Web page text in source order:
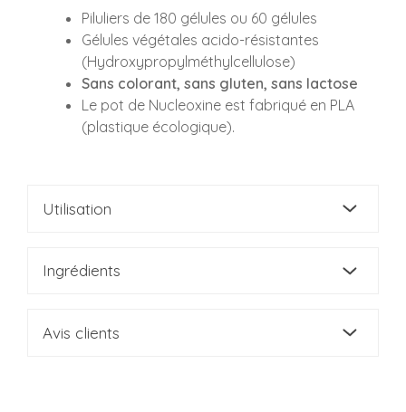
Piluliers de 180 gélules ou 60 gélules
Gélules végétales acido-résistantes
(Hydroxypropylméthylcellulose)
Sans colorant, sans gluten, sans lactose
Le pot de Nucleoxine est fabriqué en PLA
(plastique écologique).
Utilisation
Ingrédients
Avis clients